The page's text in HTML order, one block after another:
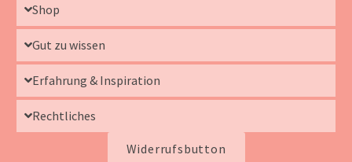
Shop
Gut zu wissen
Erfahrung & Inspiration
Rechtliches
Widerrufsbutton